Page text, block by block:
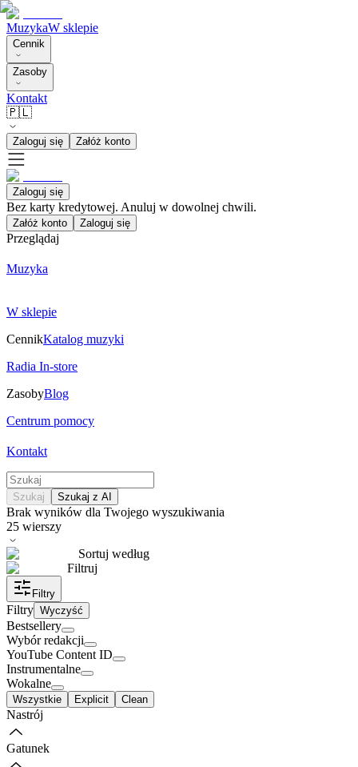
MuzykaW sklepie
Cennik
Zasoby
Kontakt
🇵🇱
Zaloguj się Załóż konto
Zaloguj się
Bez karty kredytowej. Anuluj w dowolnej chwili.
Załóż konto Zaloguj się
Przeglądaj
Muzyka
W sklepie
CennikKatalog muzyki
Radia In-store
ZasobyBlog
Centrum pomocy
Kontakt
Szukaj Szukaj z AI
Brak wyników dla Twojego wyszukiwania
25 wierszy
Sortuj według
Filtruj
Filtry
Filtry Wyczyść
Bestsellery
Wybór redakcji
YouTube Content ID
Instrumentalne
Wokalne
Wszystkie Explicit Clean
Nastrój
Gatunek